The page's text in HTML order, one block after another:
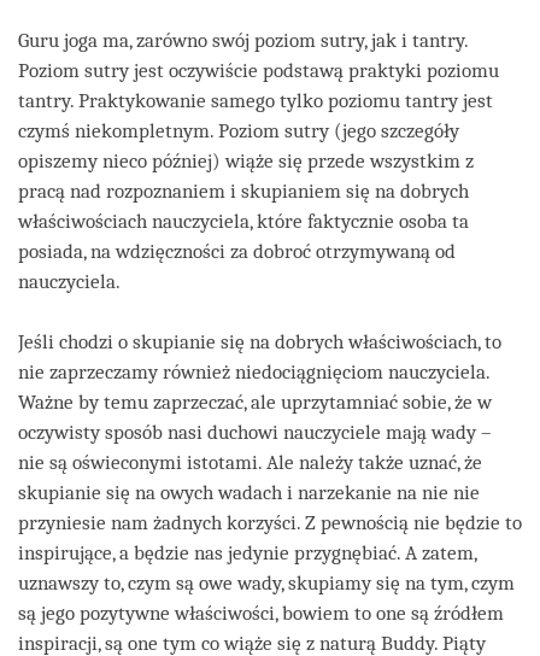
Guru joga ma, zarówno swój poziom sutry, jak i tantry.
Poziom sutry jest oczywiście podstawą praktyki poziomu
tantry. Praktykowanie samego tylko poziomu tantry jest
czymś niekompletnym. Poziom sutry (jego szczegóły
opiszemy nieco później) wiąże się przede wszystkim z
pracą nad rozpoznaniem i skupianiem się na dobrych
właściwościach nauczyciela, które faktycznie osoba ta
posiada, na wdzięczności za dobroć otrzymywaną od
nauczyciela.
Jeśli chodzi o skupianie się na dobrych właściwościach, to
nie zaprzeczamy również niedociągnięciom nauczyciela.
Ważne by temu zaprzeczać, ale uprzytamniać sobie, że w
oczywisty sposób nasi duchowi nauczyciele mają wady –
nie są oświeconymi istotami. Ale należy także uznać, że
skupianie się na owych wadach i narzekanie na nie nie
przyniesie nam żadnych korzyści. Z pewnością nie będzie to
inspirujące, a będzie nas jedynie przygnębiać. A zatem,
uznawszy to, czym są owe wady, skupiamy się na tym, czym
są jego pozytywne właściwości, bowiem to one są źródłem
inspiracji, są one tym co wiąże się z naturą Buddy. Piąty